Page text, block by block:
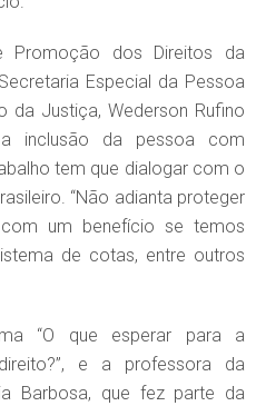
Promoção dos Direitos da
Especial da Pessoa
da Justiça, Wederson Rufino
inclusão da pessoa com
tem que dialogar com o
“Não adianta proteger
um benefício se temos
de cotas, entre outros
“O que esperar para a
e a professora da
Barbosa, que fez parte da